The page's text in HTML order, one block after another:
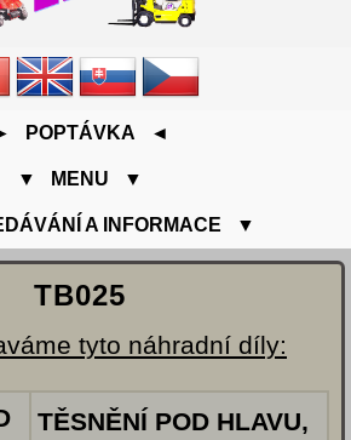
POPTÁVKA ◄
▼ MENU ▼
A INFORMACE ▼
TB025
tyto náhradní díly:
TĚSNĚNÍ POD HLAVU,